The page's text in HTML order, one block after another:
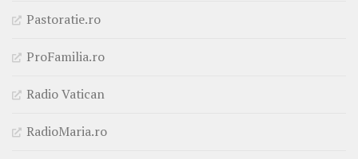
Pastoratie.ro
ProFamilia.ro
Radio Vatican
RadioMaria.ro